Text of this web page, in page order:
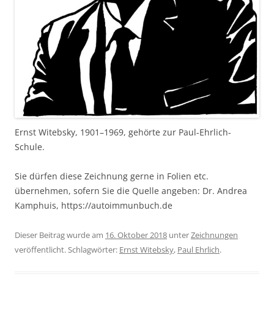
Ernst Witebsky, 1901–1969, gehörte zur Paul-Ehrlich-
Schule.
Sie dürfen diese Zeichnung gerne in Folien etc.
übernehmen, sofern Sie die Quelle angeben: Dr. Andrea
Kamphuis, https://autoimmunbuch.de
Dieser Beitrag wurde am 16. Oktober 2018 unterZeichnungen
veröffentlicht. Schlagwörter: Ernst Witebsky, Paul Ehrlich.